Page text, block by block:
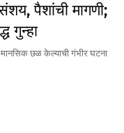
पैशांची मागणी;
गुन्हा
मानसिक छळ केल्याची गंभीर घटना